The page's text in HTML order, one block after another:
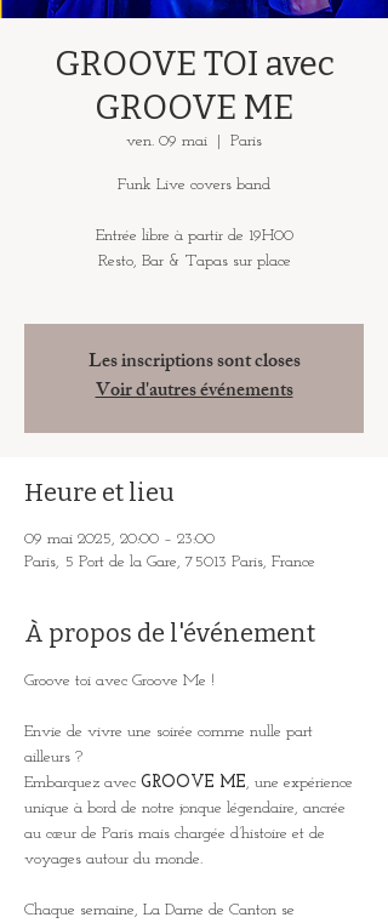
GROOVE TOI avec
GROOVE ME
ven. 09 mai Paris
Funk Live covers band
Entrée libre à partir de 19H00
Resto, Bar & Tapas sur place
Les inscriptions sont closes
Voir d'autres événements
Heure et lieu
09 mai 2025, 20:00 – 23:00
Paris, 5 Port de la Gare, 75013 Paris, France
À propos de l'événement
Groove toi avec Groove Me !
Envie de vivre une soirée comme nulle part
ailleurs ?
Embarquez avec GROOVE ME, une expérience
unique à bord de notre jonque légendaire, ancrée
au cœur de Paris mais chargée d’histoire et de
voyages autour du monde.
Chaque semaine, La Dame de Canton se